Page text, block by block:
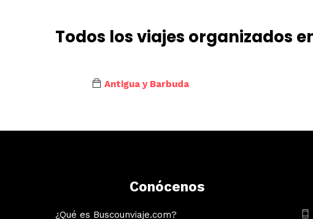
Todos los viajes organizados
Antigua y Barbuda
Conócenos
¿Qué es Buscounviaje.com?